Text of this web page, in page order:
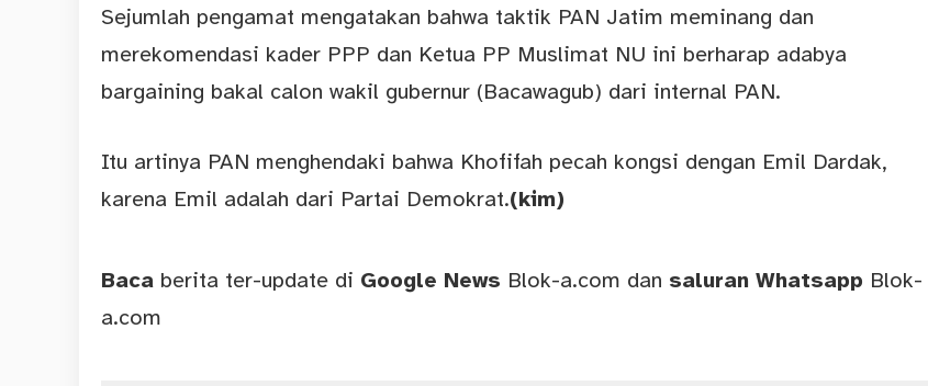
Sejumlah pengamat mengatakan bahwa taktik PAN Jatim meminang dan
merekomendasi kader PPP dan Ketua PP Muslimat NU ini berharap adabya
bargaining bakal calon wakil gubernur (Bacawagub) dari internal PAN.
Itu artinya PAN menghendaki bahwa Khofifah pecah kongsi dengan Emil Dardak,
karena Emil adalah dari Partai Demokrat.(kim)
Baca berita ter-update di Google News Blok-a.com dan saluran Whatsapp Blok-
a.com